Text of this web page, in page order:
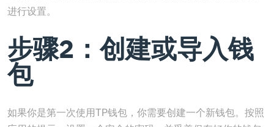
进行设置。
步骤2：创建或导入钱
包
如果你是第一次使用TP钱包，你需要创建一个新钱包。按照